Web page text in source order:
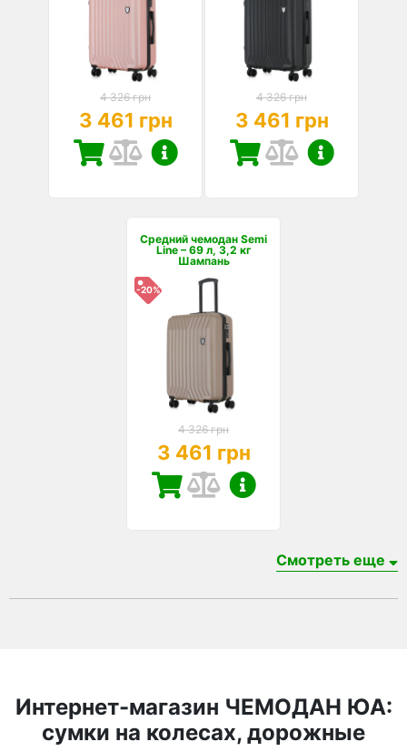
4 326 грн
3 461 грн
4 326 грн
3 461 грн
Средний чемодан Semi
Line – 69 л, 3,2 кг
Шампань
-20%
4 326 грн
3 461 грн
Смотреть еще
Интернет-магазин ЧЕМОДАН ЮА:
сумки на колесах, дорожные